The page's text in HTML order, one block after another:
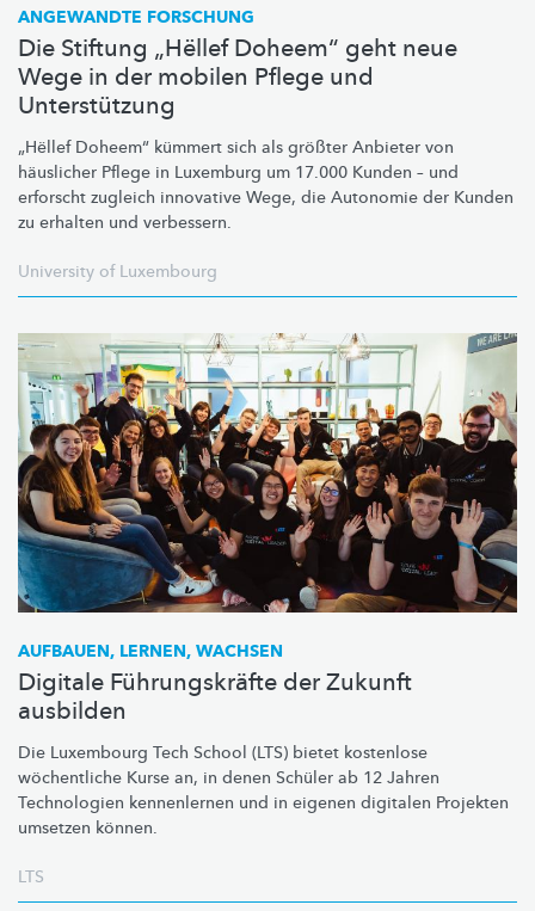
ANGEWANDTE FORSCHUNG
Die Stiftung „Hëllef Doheem“ geht neue
Wege in der mobilen Pflege und
Unterstützung
„Hëllef Doheem“ kümmert sich als größter Anbieter von
häuslicher Pflege in Luxemburg um 17.000 Kunden – und
erforscht zugleich innovative Wege, die Autonomie der Kunden
zu erhalten und verbessern.
University of Luxembourg
AUFBAUEN, LERNEN, WACHSEN
Digitale Führungskräfte der Zukunft
ausbilden
Die Luxembourg Tech School (LTS) bietet kostenlose
wöchentliche Kurse an, in denen Schüler ab 12 Jahren
Technologien kennenlernen und in eigenen digitalen Projekten
umsetzen können.
LTS